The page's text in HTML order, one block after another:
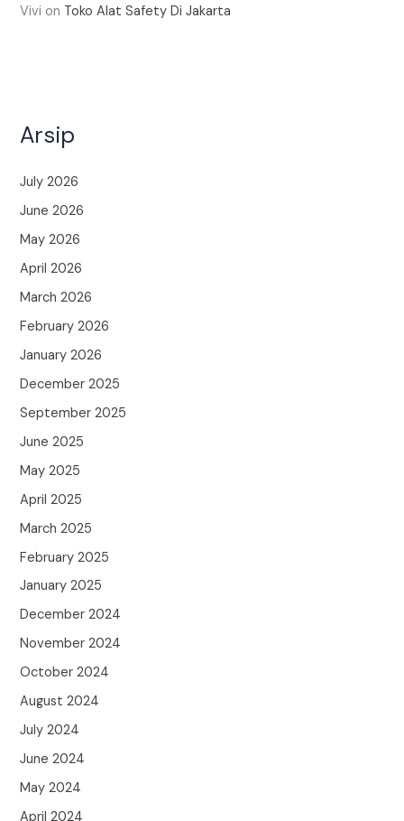
Vivi on Toko Alat Safety Di Jakarta
Arsip
July 2026
June 2026
May 2026
April 2026
March 2026
February 2026
January 2026
December 2025
September 2025
June 2025
May 2025
April 2025
March 2025
February 2025
January 2025
December 2024
November 2024
October 2024
August 2024
July 2024
June 2024
May 2024
April 2024